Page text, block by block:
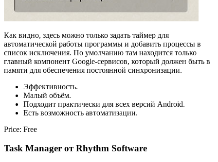
Как видно, здесь можно только задать таймер для
автоматической работы программы и добавить процессы в
список исключения. По умолчанию там находится только
главный компонент Google-сервисов, который должен быть в
памяти для обеспечения постоянной синхронизации.
Эффективность.
Малый объём.
Подходит практически для всех версий Android.
Есть возможность автоматизации.
Price: Free
Task Manager от Rhythm Software